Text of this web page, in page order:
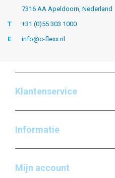
7316 AA Apeldoorn, Nederland
T
+31 (0)55 303 1000
E
info@c-flexx.nl
Klantenservice
Informatie
Mijn account